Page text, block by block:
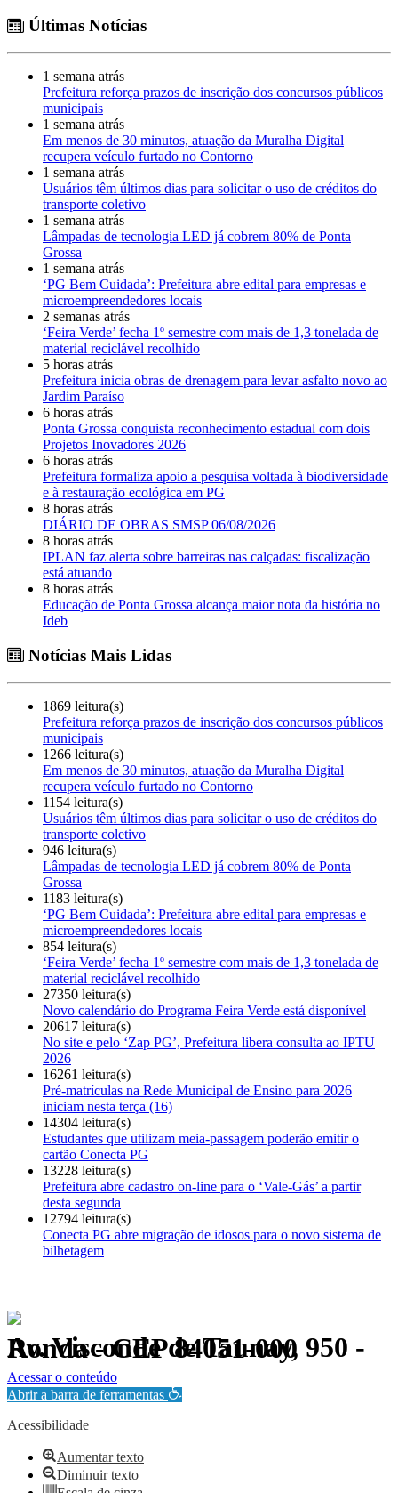
Últimas Notícias
1 semana atrás
Prefeitura reforça prazos de inscrição dos concursos públicos
municipais
1 semana atrás
Em menos de 30 minutos, atuação da Muralha Digital
recupera veículo furtado no Contorno
1 semana atrás
Usuários têm últimos dias para solicitar o uso de créditos do
transporte coletivo
1 semana atrás
Lâmpadas de tecnologia LED já cobrem 80% de Ponta
Grossa
1 semana atrás
‘PG Bem Cuidada’: Prefeitura abre edital para empresas e
microempreendedores locais
2 semanas atrás
‘Feira Verde’ fecha 1º semestre com mais de 1,3 tonelada de
material reciclável recolhido
5 horas atrás
Prefeitura inicia obras de drenagem para levar asfalto novo ao
Jardim Paraíso
6 horas atrás
Ponta Grossa conquista reconhecimento estadual com dois
Projetos Inovadores 2026
6 horas atrás
Prefeitura formaliza apoio a pesquisa voltada à biodiversidade
e à restauração ecológica em PG
8 horas atrás
DIÁRIO DE OBRAS SMSP 06/08/2026
8 horas atrás
IPLAN faz alerta sobre barreiras nas calçadas: fiscalização
está atuando
8 horas atrás
Educação de Ponta Grossa alcança maior nota da história no
Ideb
Notícias Mais Lidas
1869 leitura(s)
Prefeitura reforça prazos de inscrição dos concursos públicos
municipais
1266 leitura(s)
Em menos de 30 minutos, atuação da Muralha Digital
recupera veículo furtado no Contorno
1154 leitura(s)
Usuários têm últimos dias para solicitar o uso de créditos do
transporte coletivo
946 leitura(s)
Lâmpadas de tecnologia LED já cobrem 80% de Ponta
Grossa
1183 leitura(s)
‘PG Bem Cuidada’: Prefeitura abre edital para empresas e
microempreendedores locais
854 leitura(s)
‘Feira Verde’ fecha 1º semestre com mais de 1,3 tonelada de
material reciclável recolhido
27350 leitura(s)
Novo calendário do Programa Feira Verde está disponível
20617 leitura(s)
No site e pelo ‘Zap PG’, Prefeitura libera consulta ao IPTU
2026
16261 leitura(s)
Pré-matrículas na Rede Municipal de Ensino para 2026
iniciam nesta terça (16)
14304 leitura(s)
Estudantes que utilizam meia-passagem poderão emitir o
cartão Conecta PG
13228 leitura(s)
Prefeitura abre cadastro on-line para o ‘Vale-Gás’ a partir
desta segunda
12794 leitura(s)
Conecta PG abre migração de idosos para o novo sistema de
bilhetagem
Av. Visconde de Taunay, 950 - Ronda - CEP 84051-000
Política de Privacidade.
Acessar o conteúdo
Abrir a barra de ferramentas
Acessibilidade
Aumentar texto
Diminuir texto